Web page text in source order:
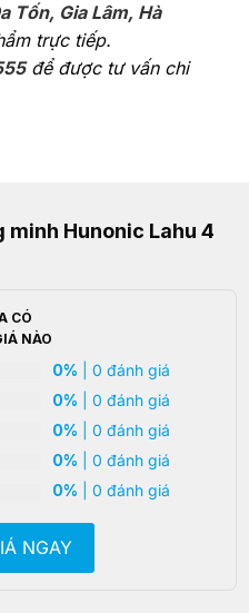
Tốn, Gia Lâm, Hà
trực tiếp.
để được tư vấn chi
Hunonic Lahu 4
CÓ
NÀO
0% | 0 đánh giá
0% | 0 đánh giá
0% | 0 đánh giá
0% | 0 đánh giá
0% | 0 đánh giá
NGAY